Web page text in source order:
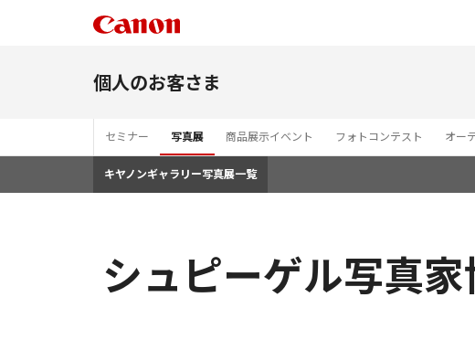
個人のお客さま
セミナー 写真展 商品展示イベント フォトコンテスト オー
キヤノンギャラリー写真展一覧
シュピーゲル写真